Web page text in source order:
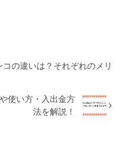
の違いは？それぞれのメリ
使い方・入出金方
法を解説！